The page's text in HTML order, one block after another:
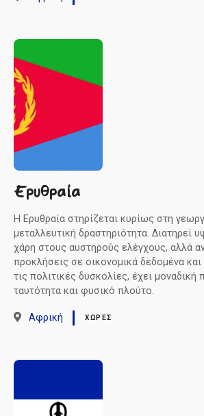
Ερυθραία
Η Ερυθραία στηρίζεται κυρίως στη
μεταλλευτική δραστηριότητα. Διατηρεί
χάρη στους αυστηρούς ελέγχους, αλλά
προκλήσεις σε οικονομικά δεδομένα
τις πολιτικές δυσκολίες, έχει μοναδική
ταυτότητα και φυσικό πλούτο.
Αφρική ΧΏΡΕΣ